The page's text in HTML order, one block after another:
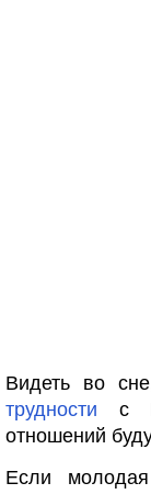
Видеть во
трудности с
отношений
Если